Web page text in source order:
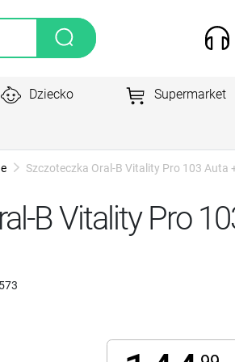
Dziecko Supermarket
Szczoteczka Oral-B Vitality Pro 103 Auta
B Vitality Pro